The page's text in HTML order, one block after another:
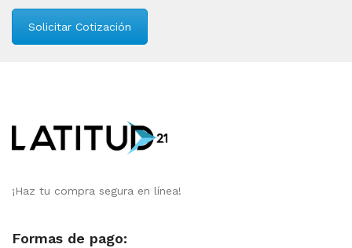
Solicitar Cotización
¡Haz tu compra segura en línea!
Formas de pago: